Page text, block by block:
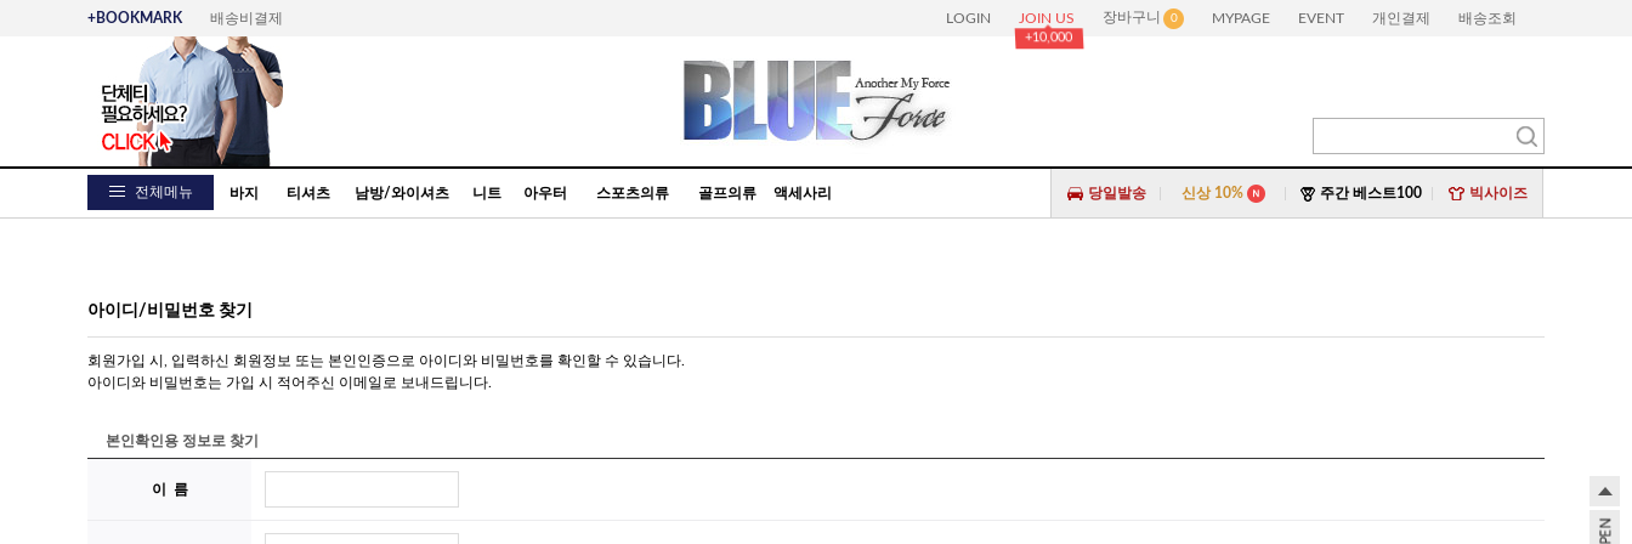
+BOOKMARK 배송비결제 LOGIN JOIN US
+10,000
장바구니 0 MYPAGE EVENT 개인결제 배송조회
전체메뉴 바지 티셔츠 남방/와이셔츠 니트 아우터 스포츠의류 골프의류 액세사리 당일발송 신상 10% 주간 베스트100 빅사이즈
아이디/비밀번호 찾기
회원가입 시, 입력하신 회원정보 또는 본인인증으로 아이디와 비밀번호를 확인할 수 있습니다.
아이디와 비밀번호는 가입 시 적어주신 이메일로 보내드립니다.
본인확인용 정보로 찾기
이 름